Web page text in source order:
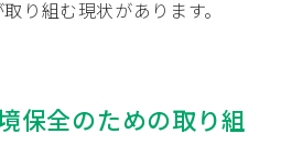
り組む現状があります。
保全のための取り組